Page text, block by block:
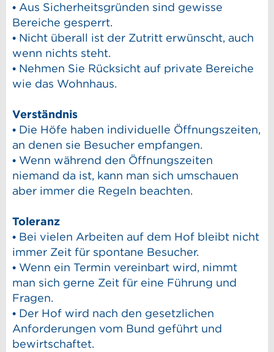
• Aus Sicherheitsgründen sind gewisse
Bereiche gesperrt.
• Nicht überall ist der Zutritt erwünscht, auch
wenn nichts steht.
• Nehmen Sie Rücksicht auf private Bereiche
wie das Wohnhaus.
Verständnis
• Die Höfe haben individuelle Öffnungszeiten,
an denen sie Besucher empfangen.
• Wenn während den Öffnungszeiten
niemand da ist, kann man sich umschauen
aber immer die Regeln beachten.
Toleranz
• Bei vielen Arbeiten auf dem Hof bleibt nicht
immer Zeit für spontane Besucher.
• Wenn ein Termin vereinbart wird, nimmt
man sich gerne Zeit für eine Führung und
Fragen.
• Der Hof wird nach den gesetzlichen
Anforderungen vom Bund geführt und
bewirtschaftet.